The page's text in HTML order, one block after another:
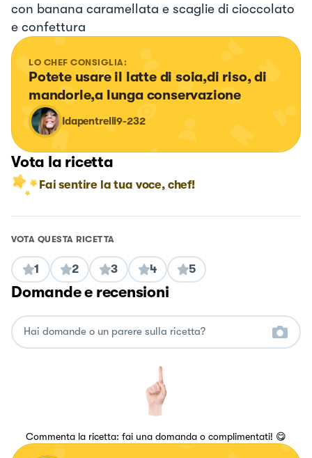
con banana caramellata e scaglie di cioccolato
e confettura
LO CHEF CONSIGLIA:
Potete usare il latte di soia,di riso, di
mandorle,a lunga conservazione
Idapentrelli9-232
Vota la ricetta
Fai sentire la tua voce, chef!
VOTA QUESTA RICETTA
1 2 3 4 5
Domande e recensioni
Commenta la ricetta: fai una domanda o complimentati! 😋